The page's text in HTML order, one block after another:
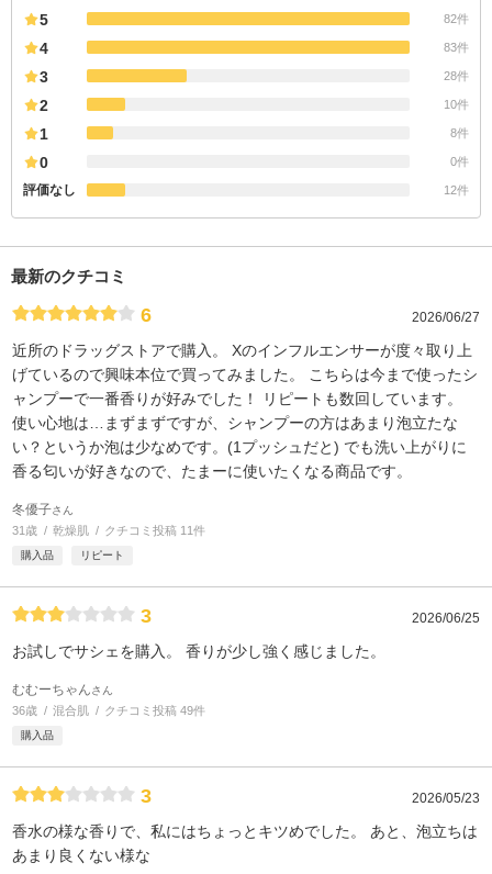
5 82件
4 83件
3 28件
2 10件
1 8件
0 0件
評価なし 12件
最新のクチコミ
6 2026/06/27
近所のドラッグストアで購入。 Xのインフルエンサーが度々取り上
げているので興味本位で買ってみました。 こちらは今まで使ったシ
ャンプーで一番香りが好みでした！ リピートも数回しています。
使い心地は…まずまずですが、シャンプーの方はあまり泡立たな
い？というか泡は少なめです。(1プッシュだと) でも洗い上がりに
香る匂いが好きなので、たまーに使いたくなる商品です。
冬優子さん
31歳 乾燥肌 クチコミ投稿 11件
購入品 リピート
3 2026/06/25
お試しでサシェを購入。 香りが少し強く感じました。
むむーちゃんさん
36歳 混合肌 クチコミ投稿 49件
購入品
3 2026/05/23
香水の様な香りで、私にはちょっとキツめでした。 あと、泡立ちは
あまり良くない様な